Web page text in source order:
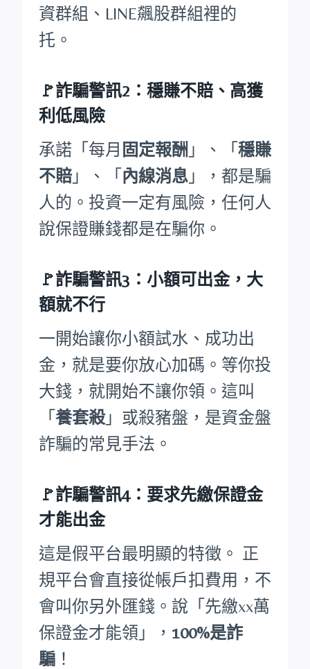
資群組、LINE飆股群組裡的
托。
🚩詐騙警訊2：穩賺不賠、高獲
利低風險
承諾「每月 固定報酬 」、「 穩賺
不賠 」、「 內線消息 」，都是騙
人的。投資一定有風險，任何人
說保證賺錢都是在騙你。
🚩詐騙警訊3：小額可出金，大
額就不行
一開始讓你小額試水、成功出
金，就是要你放心加碼。等你投
大錢，就開始不讓你領。這叫
「 養套殺」或殺豬盤，是資金盤
詐騙的常見手法。
🚩詐騙警訊4：要求先繳保證金
才能出金
這是假平台最明顯的特徵。 正
規平台會直接從帳戶扣費用，不
會叫你另外匯錢。說「先繳xx萬
保證金才能領」， 100%是詐
騙 ！